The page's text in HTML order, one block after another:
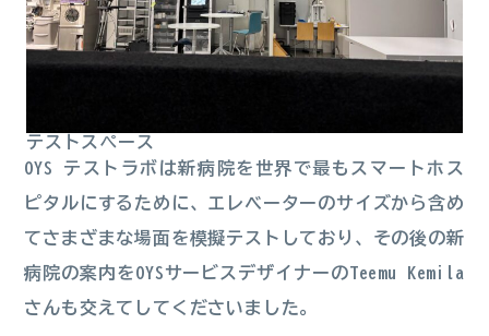
テストスペース
OYS テストラボは新病院を世界で最もスマートホス
ピタルにするために、エレベーターのサイズから含め
てさまざまな場面を模擬テストしており、その後の新
病院の案内をOYSサービスデザイナーのTeemu Kemila
さんも交えてしてくださいました。